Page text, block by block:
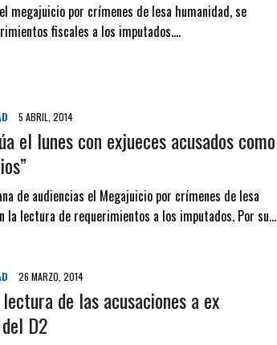
megajuicio por crímenes de lesa humanidad, se
fiscales a los imputados….
5 ABRIL, 2014
el lunes con exjueces acusados como
de audiencias el Megajuicio por crímenes de lesa
la lectura de requerimientos a los imputados. Por su…
26 MARZO, 2014
de las acusaciones a ex
D2